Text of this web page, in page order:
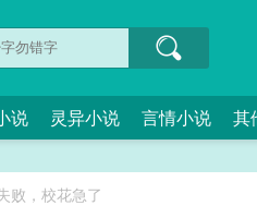
说 灵异小说 言情小说 其
败，校花急了